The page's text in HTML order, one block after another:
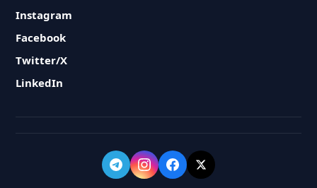
Instagram
Facebook
Twitter/X
LinkedIn